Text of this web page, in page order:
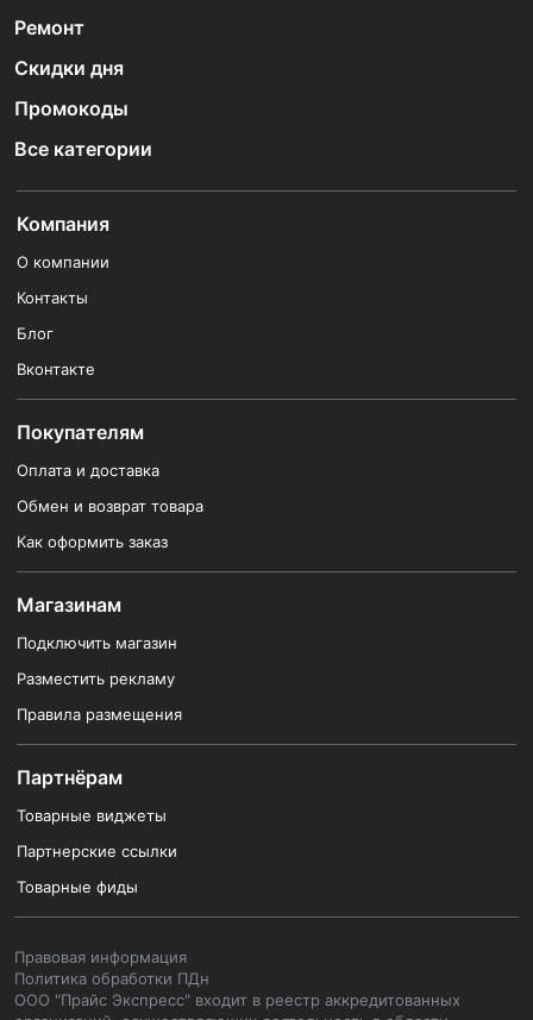
Ремонт
Скидки дня
Промокоды
Все категории
Компания
О компании
Контакты
Блог
Вконтакте
Покупателям
Оплата и доставка
Обмен и возврат товара
Как оформить заказ
Магазинам
Подключить магазин
Разместить рекламу
Правила размещения
Партнёрам
Товарные виджеты
Партнерские ссылки
Товарные фиды
Правовая информация
Политика обработки ПДн
ООО "Прайс Экспресс" входит в реестр аккредитованных